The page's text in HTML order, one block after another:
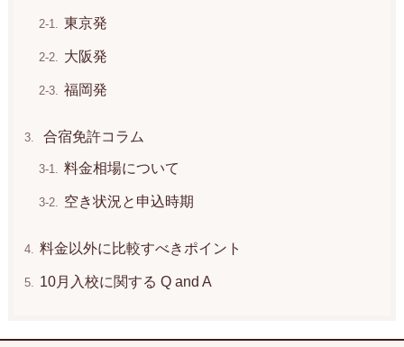
東京発
大阪発
福岡発
合宿免許コラム
料金相場について
空き状況と申込時期
料金以外に比較すべきポイント
10月入校に関する Q and A